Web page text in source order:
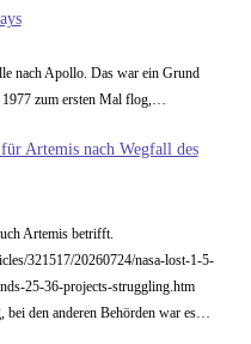
nach Apollo. Das war ein Grund
1977 zum ersten Mal flog,…
Artemis nach Wegfall des
Artemis betrifft.
321517/20260724/nasa-lost-1-5-
25-36-projects-struggling.htm
bei den anderen Behörden war es…